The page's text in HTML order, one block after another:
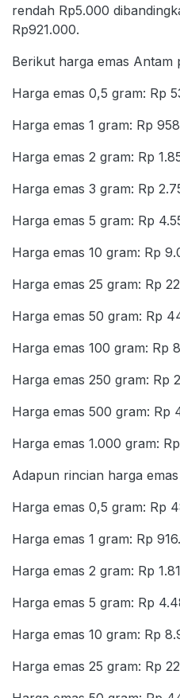
rendah Rp5.000
Rp921.000.
Berikut harga emas Antam
Harga emas 0,5 gram: Rp
Harga emas 1 gram: Rp
Harga emas 2 gram: Rp
Harga emas 3 gram: Rp
Harga emas 5 gram: Rp
Harga emas 10 gram: Rp
Harga emas 25 gram: Rp
Harga emas 50 gram: Rp
Harga emas 100 gram: Rp
Harga emas 250 gram: Rp
Harga emas 500 gram: Rp
Harga emas 1.000 gram:
Adapun rincian harga
Harga emas 0,5 gram: Rp
Harga emas 1 gram: Rp
Harga emas 2 gram: Rp
Harga emas 5 gram: Rp
Harga emas 10 gram: Rp
Harga emas 25 gram: Rp